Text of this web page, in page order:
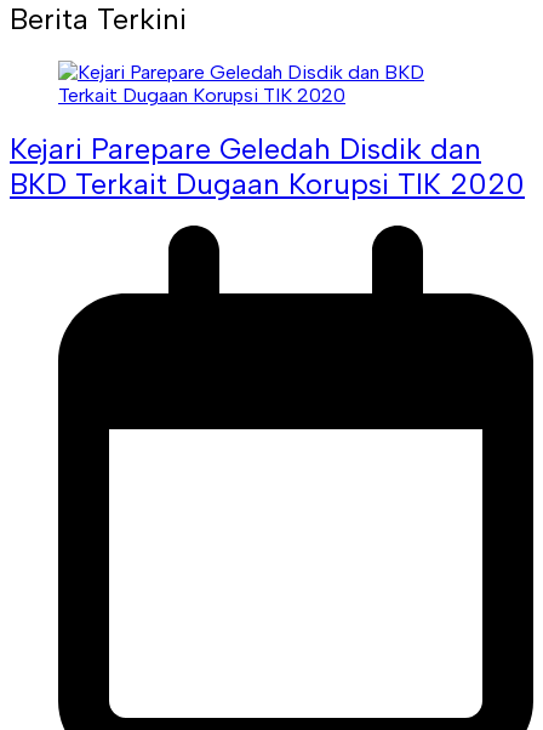
Berita Terkini
Kejari Parepare Geledah Disdik dan
BKD Terkait Dugaan Korupsi TIK 2020